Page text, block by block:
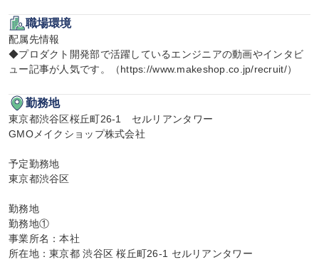
職場環境
配属先情報
◆プロダクト開発部で活躍しているエンジニアの動画やインタビ
ュー記事が人気です。（https://www.makeshop.co.jp/recruit/）
勤務地
東京都渋谷区桜丘町26-1　セルリアンタワー
GMOメイクショップ株式会社
予定勤務地
東京都渋谷区
勤務地
勤務地①
事業所名：本社
所在地：東京都 渋谷区 桜丘町26-1 セルリアンタワー